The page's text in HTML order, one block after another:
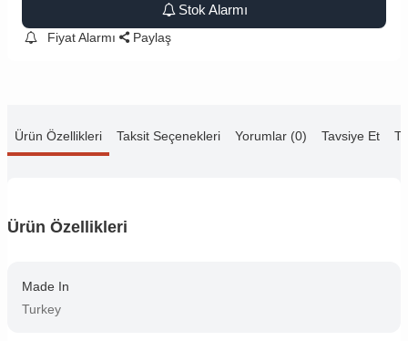
Stok Alarmı
Fiyat Alarmı Paylaş
Ürün Özellikleri Taksit Seçenekleri Yorumlar (0) Tavsiye Et
Ürün Özellikleri
Made In
Turkey